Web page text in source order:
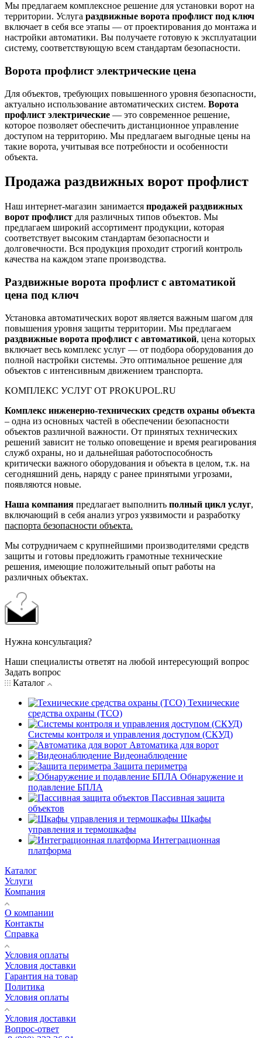
Мы предлагаем комплексное решение для установки ворот на
территории. Услуга раздвижные ворота профлист под ключ
включает в себя все этапы — от проектирования до монтажа и
настройки автоматики. Вы получаете готовую к эксплуатации
систему, соответствующую всем стандартам безопасности.
Ворота профлист электрические цена
Для объектов, требующих повышенного уровня безопасности,
актуально использование автоматических систем. Ворота
профлист электрические — это современное решение,
которое позволяет обеспечить дистанционное управление
доступом на территорию. Мы предлагаем выгодные цены на
такие ворота, учитывая все потребности и особенности
объекта.
Продажа раздвижных ворот профлист
Наш интернет-магазин занимается продажей раздвижных
ворот профлист для различных типов объектов. Мы
предлагаем широкий ассортимент продукции, которая
соответствует высоким стандартам безопасности и
долговечности. Вся продукция проходит строгий контроль
качества на каждом этапе производства.
Раздвижные ворота профлист с автоматикой
цена под ключ
Установка автоматических ворот является важным шагом для
повышения уровня защиты территории. Мы предлагаем
раздвижные ворота профлист с автоматикой, цена которых
включает весь комплекс услуг — от подбора оборудования до
полной настройки системы. Это оптимальное решение для
объектов с интенсивным движением транспорта.
КОМПЛЕКС УСЛУГ ОТ PROKUPOL.RU
Комплекс инженерно-технических средств охраны объекта
– одна из основных частей в обеспечении безопасности
объектов различной важности. От принятых технических
решений зависит не только оповещение и время реагирования
служб охраны, но и дальнейшая работоспособность
критически важного оборудования и объекта в целом, т.к. на
сегодняшний день, наряду с ранее принятыми угрозами,
появляются новые.
Наша компания предлагает выполнить полный цикл услуг,
включающий в себя анализ угроз уязвимости и разработку
паспорта безопасности объекта.
Мы сотрудничаем с крупнейшими производителями средств
защиты и готовы предложить грамотные технические
решения, имеющие положительный опыт работы на
различных объектах.
Нужна консультация?
Наши специалисты ответят на любой интересующий вопрос
Задать вопрос
Каталог
Технические
средства охраны (ТСО)
Системы контроля и управления доступом (СКУД)
Автоматика для ворот
Видеонаблюдение
Защита периметра
Обнаружение и
подавление БПЛА
Пассивная защита
объектов
Шкафы
управления и термошкафы
Интеграционная
платформа
Каталог
Услуги
Компания
О компании
Контакты
Справка
Условия оплаты
Условия доставки
Гарантия на товар
Политика
Условия оплаты
Условия доставки
Вопрос-ответ